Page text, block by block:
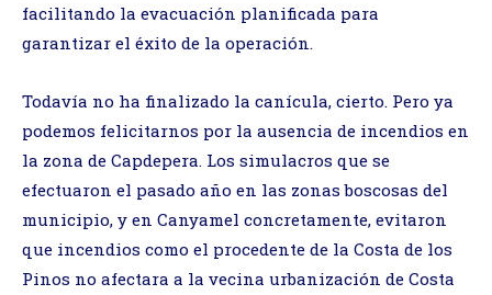
facilitando la evacuación planificada para
garantizar el éxito de la operación.
Todavía no ha finalizado la canícula, cierto. Pero ya
podemos felicitarnos por la ausencia de incendios en
la zona de Capdepera. Los simulacros que se
efectuaron el pasado año en las zonas boscosas del
municipio, y en Canyamel concretamente, evitaron
que incendios como el procedente de la Costa de los
Pinos no afectara a la vecina urbanización de Costa